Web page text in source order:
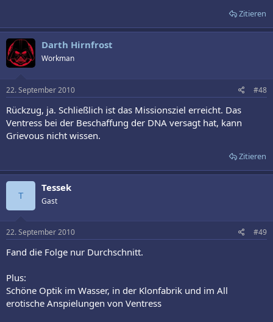
Zitieren
Darth Hirnfrost
Workman
22. September 2010 #48
Rückzug, ja. Schließlich ist das Missionsziel erreicht. Das
Ventress bei der Beschaffung der DNA versagt hat, kann
Grievous nicht wissen.
Zitieren
T
Tessek
Gast
22. September 2010 #49
Fand die Folge nur Durchschnitt.
Plus:
Schöne Optik im Wasser, in der Klonfabrik und im All
erotische Anspielungen von Ventress